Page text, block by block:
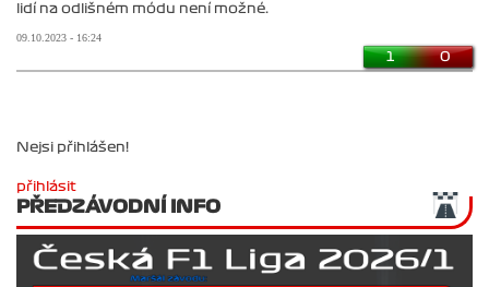
lidí na odlišném módu není možné.
09.10.2023 - 16:24
1 0
Nejsi přihlášen!
přihlásit
PŘEDZÁVODNÍ INFO